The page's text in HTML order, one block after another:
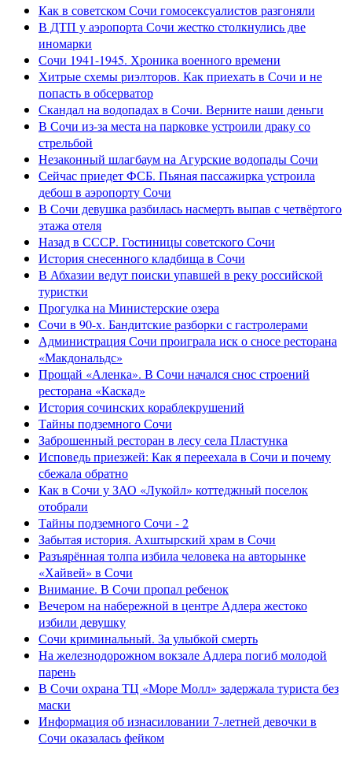
Как в советском Сочи гомосексуалистов разгоняли
В ДТП у аэропорта Сочи жестко столкнулись две
иномарки
Сочи 1941-1945. Хроника военного времени
Хитрые схемы риэлторов. Как приехать в Сочи и не
попасть в обсерватор
Скандал на водопадах в Сочи. Верните наши деньги
В Сочи из-за места на парковке устроили драку со
стрельбой
Незаконный шлагбаум на Агурские водопады Сочи
Сейчас приедет ФСБ. Пьяная пассажирка устроила
дебош в аэропорту Сочи
В Сочи девушка разбилась насмерть выпав с четвёртого
этажа отеля
Назад в СССР. Гостиницы советского Сочи
История снесенного кладбища в Сочи
В Абхазии ведут поиски упавшей в реку российской
туристки
Прогулка на Министерские озера
Сочи в 90-х. Бандитские разборки с гастролерами
Администрация Сочи проиграла иск о сносе ресторана
«Макдональдс»
Прощай «Аленка». В Сочи начался снос строений
ресторана «Каскад»
История сочинских кораблекрушений
Тайны подземного Сочи
Заброшенный ресторан в лесу села Пластунка
Исповедь приезжей: Как я переехала в Сочи и почему
сбежала обратно
Как в Сочи у ЗАО «Лукойл» коттеджный поселок
отобрали
Тайны подземного Сочи - 2
Забытая история. Ахштырский храм в Сочи
Разъярённая толпа избила человека на авторынке
«Хайвей» в Сочи
Внимание. В Сочи пропал ребенок
Вечером на набережной в центре Адлера жестоко
избили девушку
Сочи криминальный. За улыбкой смерть
На железнодорожном вокзале Адлера погиб молодой
парень
В Сочи охрана ТЦ «Море Молл» задержала туриста без
маски
Информация об изнасиловании 7-летней девочки в
Сочи оказалась фейком